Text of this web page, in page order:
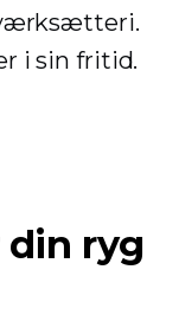
i sin fritid.
din ryg